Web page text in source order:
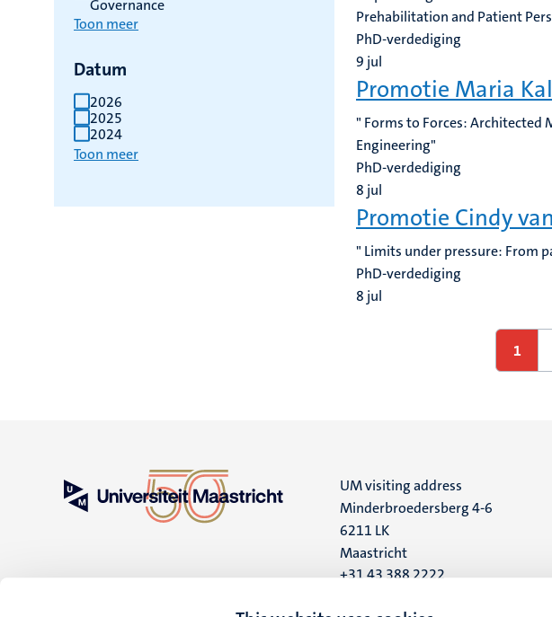
Governance
Toon meer
Datum
2026
2025
2024
Toon meer
Prehabilitation and Patient
PhD-verdediging
9 jul
Promotie Maria
" Forms to Forces: Architected
Engineering"
PhD-verdediging
8 jul
Promotie Cindy
" Limits under pressure: From
PhD-verdediging
8 jul
1
UM visiting address
Minderbroedersberg 4-6
6211 LK
Maastricht
+31 43 388 2222